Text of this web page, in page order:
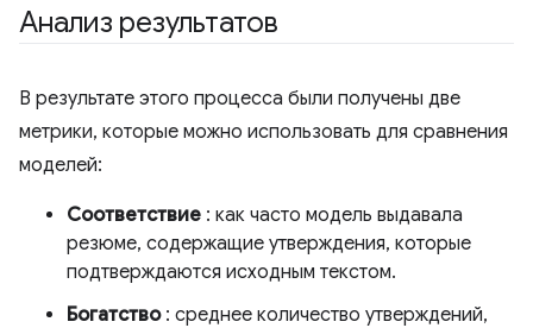
Анализ результатов
В результате этого процесса были получены две
метрики, которые можно использовать для сравнения
моделей:
Соответствие : как часто модель выдавала
резюме, содержащие утверждения, которые
подтверждаются исходным текстом.
Богатство: среднее количество утверждений,